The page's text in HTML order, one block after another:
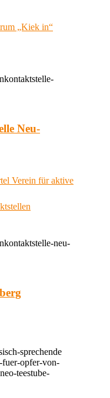
„Kiek in“
Neu-
Verein für aktive
neu-
sprechende
fuer-opfer-von-
teestube-